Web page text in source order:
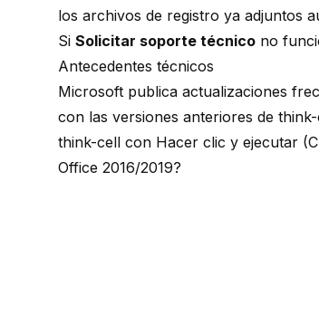
los archivos de registro ya adjuntos
Si Solicitar soporte técnico no
Antecedentes técnicos
Microsoft publica actualizaciones
con las versiones anteriores de
think-cell con Hacer clic y ejecutar
Office 2016/2019?